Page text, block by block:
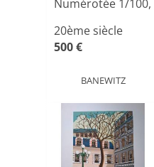
Numérotée 1/100,
20ème siècle
500 €
BANEWITZ